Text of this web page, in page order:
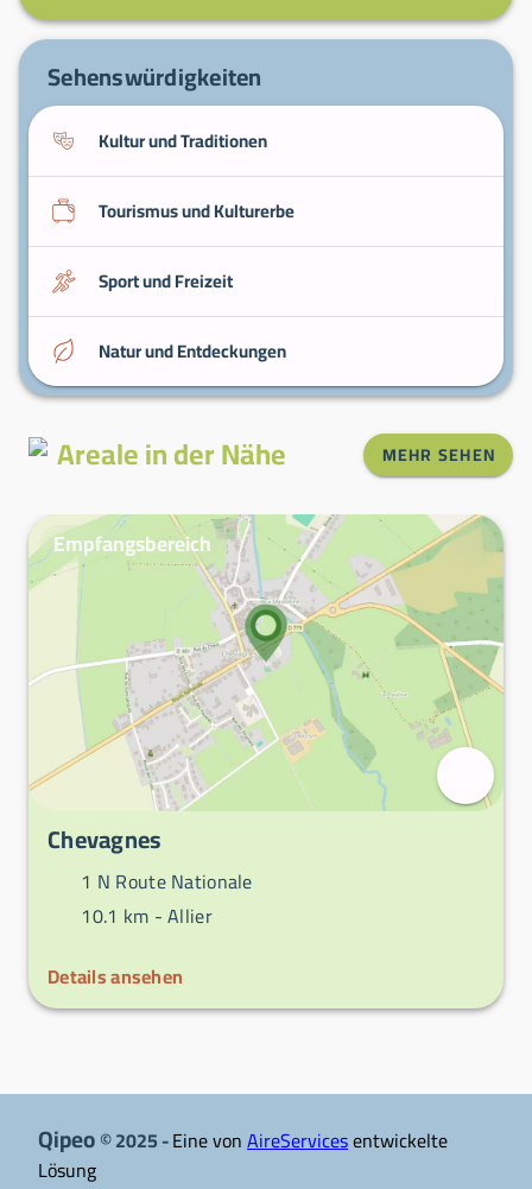
Bocage-Landschaften— Rad- oder
Struktur der Gegend zu erfassen.
Mühlen— in der Nähe für Museen,
Dienstleistungen und regionale
Straßenverbindungen.
Sehenswürdigkeiten
Kultur und Traditionen
Tourismus und Kulturerbe
Sport und Freizeit
Natur und Entdeckungen
Areale in der Nähe MEHR SEHEN
Empfangsbereich
Chevagnes
1 N Route Nationale
10.1 km -Allier
Details ansehen
Qipeo© 2025 -Eine vonAireServicesentwickelte
Lösung